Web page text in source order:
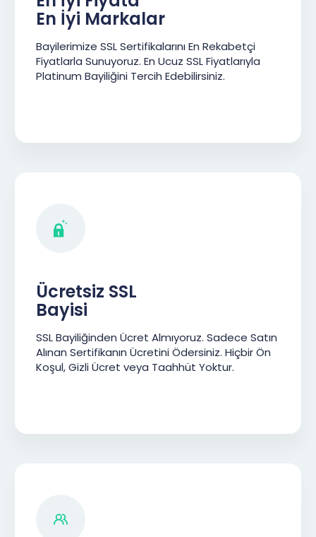
En İyi Markalar
Bayilerimize SSL Sertifikalarını En Rekabetçi
Fiyatlarla Sunuyoruz. En Ucuz SSL Fiyatlarıyla
Platinum Bayiliğini Tercih Edebilirsiniz.
Ücretsiz SSL
Bayisi
SSL Bayiliğinden Ücret Almıyoruz. Sadece Satın
Alınan Sertifikanın Ücretini Ödersiniz. Hiçbir Ön
Koşul, Gizli Ücret veya Taahhüt Yoktur.